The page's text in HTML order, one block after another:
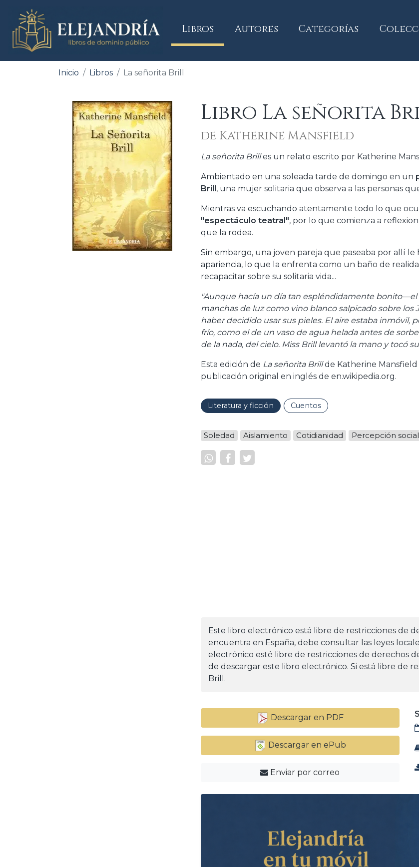
Libros(current)
Autores Categorías
Inicio Libros La señorita Brill
Libro La señorita
de Katherine Mansfield
La señorita Brilles un relato escrito por Katherine
Ambientado en una soleada tarde de domingo en un
Brill, una mujer solitaria que observa a las personas
Mientras va escuchando atentamente todo lo que
"espectáculo teatral", por lo que comienza a
que la rodea.
Sin embargo, una joven pareja que paseaba por allí le
apariencia, lo que la enfrenta como un baño de
recapacitar sobre su solitaria vida...
"Aunque hacía un día tan espléndidamente bonito—el
manchas de luz como vino blanco salpicado sobre
haber decidido usar sus pieles. El aire estaba inmóvil,
frío, como el de un vaso de agua helada antes de
de la nada, del cielo. Miss Brill levantó la mano y tocó
Esta edición de La señorita Brillde Katherine Mansfield
publicación original en inglés de en.wikipedia.org.
Literatura y ficción Cuentos
Soledad Aislamiento Cotidianidad Percepción social
Este libro electrónico está libre de restricciones de
encuentra en España, debe consultar las leyes
electrónico esté libre de restricciones de derechos
de descargar este libro electrónico. Si está libre de
Brill.
Descargar en PDF
Descargar en ePub
Enviar por correo